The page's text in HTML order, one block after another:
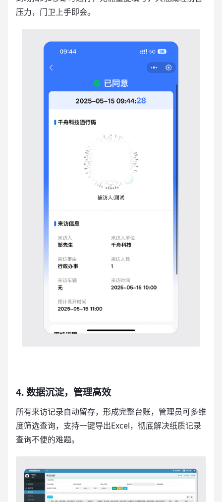
压力，门卫上手即会。
4. 数据沉淀，管理高效
所有来访记录自动留存，形成完整台账，管理员可多维
度筛选查询，支持一键导出Excel，彻底解决纸质记录
查询不便的难题。